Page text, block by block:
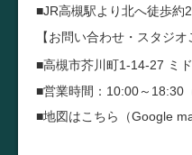
■JR高槻駅より北へ徒歩約
【お問い合わせ・スタジ
■高槻市芥川町1-14-27 ミ
■営業時間：10:00～18:30
■地図はこちら（Google